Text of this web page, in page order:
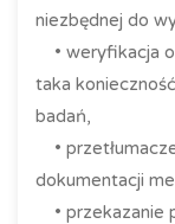
niezbędnej do
• weryfikacja
taka
badań,
•
dokumentacji
• przekazanie